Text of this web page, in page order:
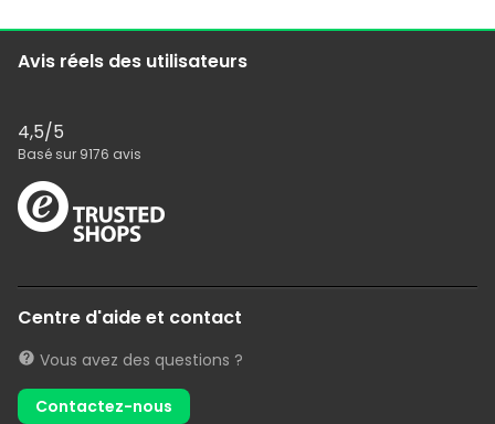
Avis réels des utilisateurs
4,5/5
Basé sur 9176 avis
Centre d'aide et contact
Vous avez des questions ?
Contactez-nous